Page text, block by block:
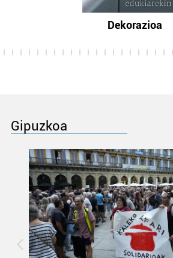
Dekorazioa
Gipuzkoa